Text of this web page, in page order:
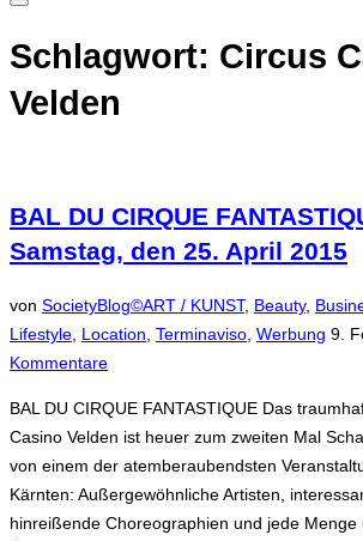
Seitenleiste
Navigation
umschalten
Schlagwort: Circus
Velden
BAL DU CIRQUE
Samstag, den 25. April 2015
von SocietyBlog©ART / KUNST, Beauty,
Lifestyle Location Terminaviso Werbung 9.
Kommentare
BAL DU CIRQUE FANTASTIQUE Das
Casino Velden ist heuer zum zweiten Mal
von einem der atemberaubendsten
Kärnten: Außergewöhnliche Artisten,
hinreißende Choreographien und jede Menge